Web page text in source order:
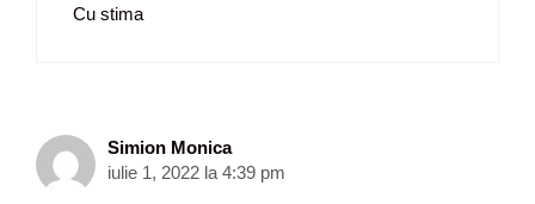
Cu stima
Simion Monica
iulie 1, 2022 la 4:39 pm